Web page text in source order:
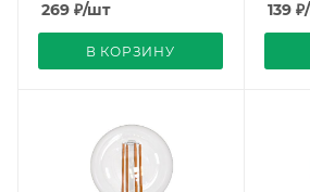
269 ₽/шт
В КОРЗИНУ
139₽